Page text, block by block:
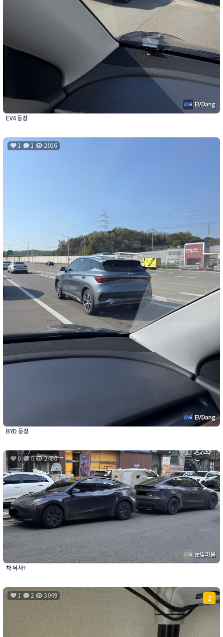
EVDang
EV4 등장
1 1 2016
EVDang
BYD 등장
0 0 2480
눈빛마음
차 복사?
2
1 2 3049